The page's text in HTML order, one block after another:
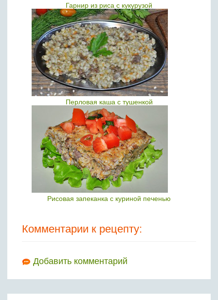
Гарнир из риса с кукурузой
Перловая каша с тушенкой
Рисовая запеканка с куриной печенью
Комментарии к рецепту:
Добавить комментарий